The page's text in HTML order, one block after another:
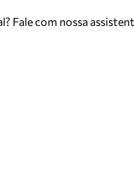
Fale com nossa